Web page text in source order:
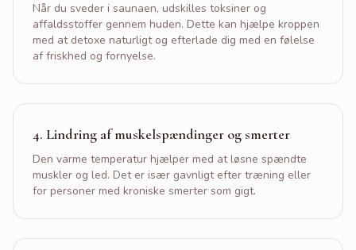
Når du sveder i saunaen, udskilles toksiner og
affaldsstoffer gennem huden. Dette kan hjælpe kroppen
med at detoxe naturligt og efterlade dig med en følelse
af friskhed og fornyelse.
4. Lindring af muskelspændinger og smerter
Den varme temperatur hjælper med at løsne spændte
muskler og led. Det er især gavnligt efter træning eller
for personer med kroniske smerter som gigt.